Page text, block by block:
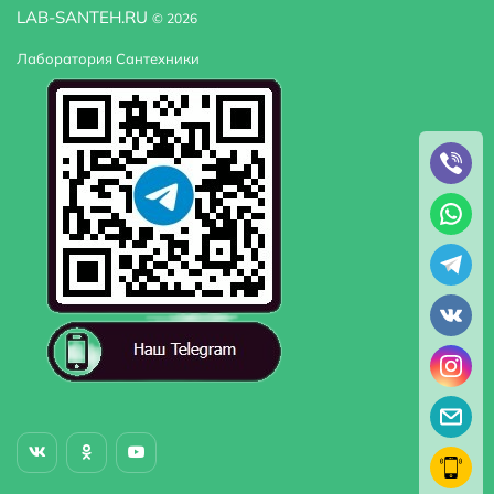
Регулируемая ширина да
Модель Aller White 10H10RW
Поддон в комплекте нет, установка на пол без поддона
Дополнительные функции покрытие анти-капля
LAB-SANTEH.RU © 2026
Лаборатория Сантехники